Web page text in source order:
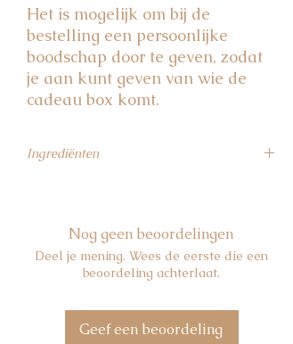
Het is mogelijk om bij de
bestelling een persoonlijke
boodschap door te geven, zodat
je aan kunt geven van wie de
cadeau box komt.
Ingrediënten
in wisselende verhoudingen (kokos,
palmpit, palm, zonnebloem, shea,
koolzaad), mager cacaopoeder*,
stabilisator: E492, emulgator:
varkensgelatine.
Nog geen beoordelingen
Deel je mening. Wees de eerste die een
beoordeling achterlaat.
Geef een beoordeling